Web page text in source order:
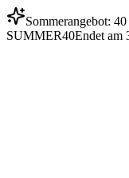
Sommerangebot:
SUMMER40Endet am